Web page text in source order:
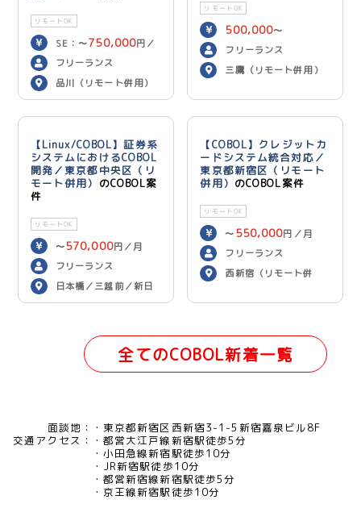
リモートOK
SE：〜750,000円／
月 PG：〜700,000
／月
フリーランス
品川（リモート併用）
リモートOK
500,000〜
600,000 円／月
フリーランス
三鷹（リモート併用）
【Linux/COBOL】証券系
システムにおけるCOBOL
開発／東京都中央区（リ
モート併用） のCOBOL案
件
リモートOK
〜 570,000円／月
フリーランス
日本橋／三越前／新日
本橋（リモート併用）
【COBOL】クレジットカ
ードシステム統合対応／
東京都新宿区（リモート
併用） のCOBOL案件
リモートOK
〜 550,000円／月
フリーランス
西新宿（リモート併
全てのCOBOL新着一覧
面談地：
東京都新宿区西新宿3-1-5新宿嘉泉ビル8F
交通アクセス：
都営大江戸線新宿駅徒歩5分
小田急線新宿駅徒歩10分
JR新宿駅徒歩10分
都営新宿線新宿駅徒歩5分
京王線新宿駅徒歩10分